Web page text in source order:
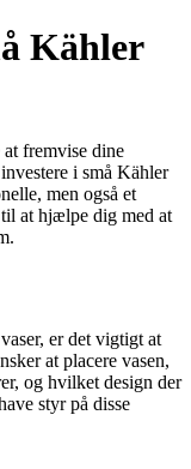
Kähler
fremvise dine
i små Kähler
men også et
at hjælpe dig med at
er det vigtigt at
at placere vasen,
og hvilket design der
styr på disse